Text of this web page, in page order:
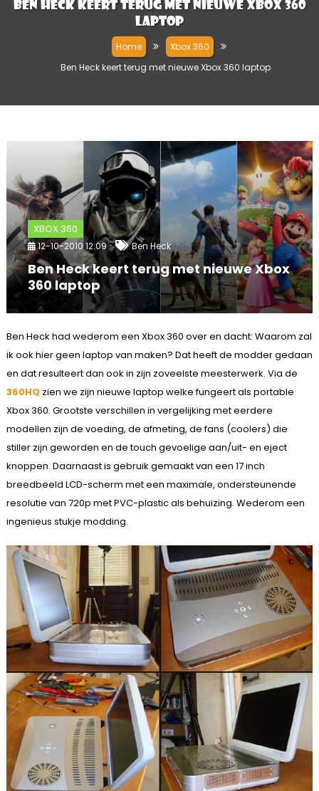
Ben Heck keert terug met nieuwe Xbox 360
laptop
Home
Xbox 360
Ben Heck keert terug met nieuwe Xbox 360 laptop
XBOX 360
12-10-2010 12:09 Ben Heck
Ben Heck keert terug met nieuwe Xbox
360 laptop
Ben Heck had wederom een Xbox 360 over en dacht: Waarom zal
ik ook hier geen laptop van maken? Dat heeft de modder gedaan
en dat resulteert dan ook in zijn zoveelste meesterwerk. Via de
360HQzien we zijn nieuwe laptop welke fungeert als portable
Xbox 360. Grootste verschillen in vergelijking met eerdere
modellen zijn de voeding, de afmeting, de fans (coolers) die
stiller zijn geworden en de touch gevoelige aan/uit- en eject
knoppen. Daarnaast is gebruik gemaakt van een 17 inch
breedbeeld LCD-scherm met een maximale, ondersteunende
resolutie van 720p met PVC-plastic als behuizing. Wederom een
ingenieus stukje modding.